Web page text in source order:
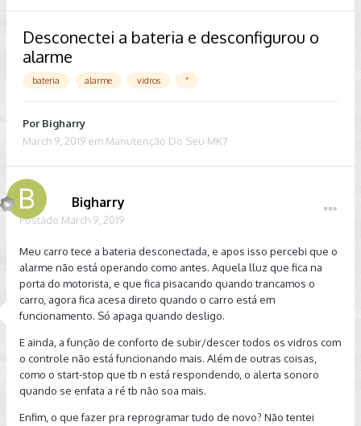
Desconectei a bateria e desconfigurou o
alarme
bateria alarme vidros ”
Por Bigharry
March 9, 2019 em Manutenção Do Seu MK7
Bigharry
Postado March 9, 2019
Meu carro tece a bateria desconectada, e apos isso percebi que o
alarme não está operando como antes. Aquela lluz que fica na
porta do motorista, e que fica pisacando quando trancamos o
carro, agora fica acesa direto quando o carro está em
funcionamento. Só apaga quando desligo.
E ainda, a função de conforto de subir/descer todos os vidros com
o controle não está funcionando mais. Além de outras coisas,
como o start-stop que tb n está respondendo, o alerta sonoro
quando se enfata a ré tb não soa mais.
Enfim, o que fazer pra reprogramar tudo de novo? Não tentei